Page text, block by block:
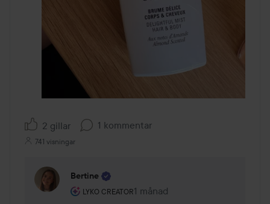
2 gillar 1 kommentar
741 visningar
Bertine
LYKO CREATOR
Användarens roll: Lyko Creator.
1 månad
Kommentaren lades 1 månad